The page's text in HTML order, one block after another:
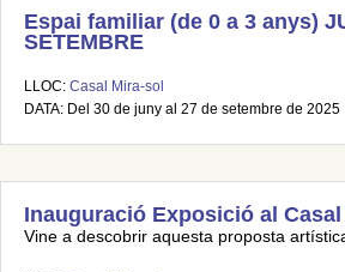
Espai familiar (de 0 a 3 anys)
SETEMBRE
LLOC: Casal Mira-sol
DATA: Del 30 de juny al 27 de setembre de 2025
Inauguració Exposició al Casal
Vine a descobrir aquesta proposta